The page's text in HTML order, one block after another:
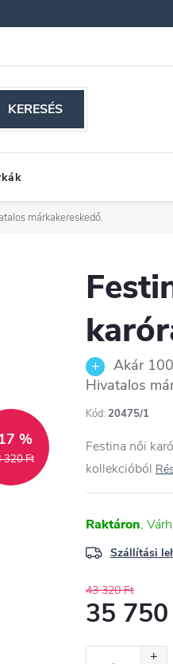
KERESÉS
márkakereskedő.
320 Ft
%
Akár
Hivatalos
Kód: 20475/1
Festina női
kollekcióból
Raktáron
Szállítási
43 320 Ft
35